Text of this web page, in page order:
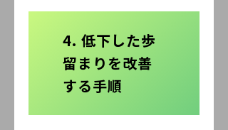
4. 低下した歩
留まりを改善
する手順